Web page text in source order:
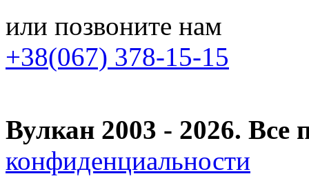
или позвоните нам
+38(067) 378-15-15
Вулкан 2003 - 2026.
конфиденциальности